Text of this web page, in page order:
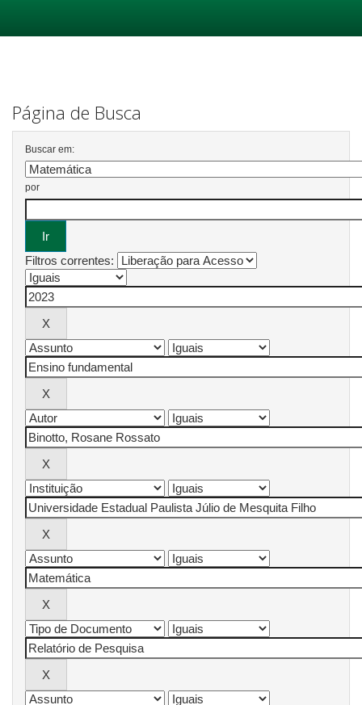
Página de Busca
Buscar em:
por
Filtros correntes: